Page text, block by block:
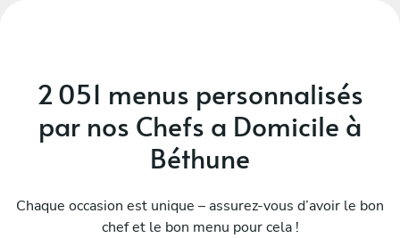
2 051 menus personnalisés
par nos Chefs a Domicile à
Béthune
Chaque occasion est unique – assurez-vous d’avoir le bon
chef et le bon menu pour cela !